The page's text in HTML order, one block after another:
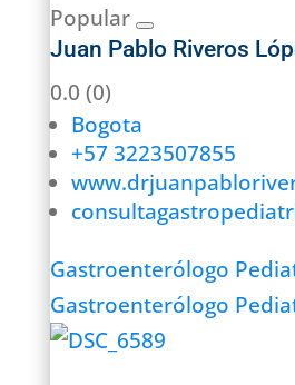
Popular
Juan Pablo Riveros
0.0 (0)
Bogota
+57 3223507855
Gastroenterólogo
Gastroenterólogo